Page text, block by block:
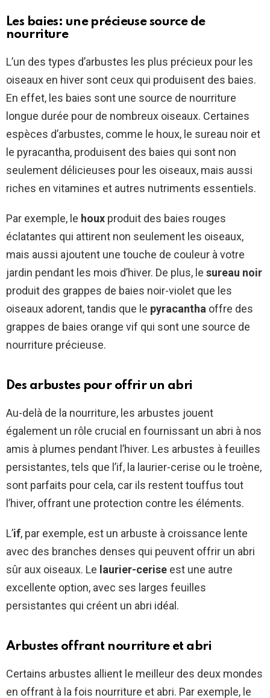
Les baies: une précieuse source de
nourriture
L’un des types d’arbustes les plus précieux pour les
oiseaux en hiver sont ceux qui produisent des baies.
En effet, les baies sont une source de nourriture
longue durée pour de nombreux oiseaux. Certaines
espèces d’arbustes, comme le houx, le sureau noir et
le pyracantha, produisent des baies qui sont non
seulement délicieuses pour les oiseaux, mais aussi
riches en vitamines et autres nutriments essentiels.
Par exemple, le houx produit des baies rouges
éclatantes qui attirent non seulement les oiseaux,
mais aussi ajoutent une touche de couleur à votre
jardin pendant les mois d’hiver. De plus, le sureau noir
produit des grappes de baies noir-violet que les
oiseaux adorent, tandis que le pyracantha offre des
grappes de baies orange vif qui sont une source de
nourriture précieuse.
Des arbustes pour offrir un abri
Au-delà de la nourriture, les arbustes jouent
également un rôle crucial en fournissant un abri à nos
amis à plumes pendant l’hiver. Les arbustes à feuilles
persistantes, tels que l’if, la laurier-cerise ou le troène,
sont parfaits pour cela, car ils restent touffus tout
l’hiver, offrant une protection contre les éléments.
L’if, par exemple, est un arbuste à croissance lente
avec des branches denses qui peuvent offrir un abri
sûr aux oiseaux. Le laurier-cerise est une autre
excellente option, avec ses larges feuilles
persistantes qui créent un abri idéal.
Arbustes offrant nourriture et abri
Certains arbustes allient le meilleur des deux mondes
en offrant à la fois nourriture et abri. Par exemple, le